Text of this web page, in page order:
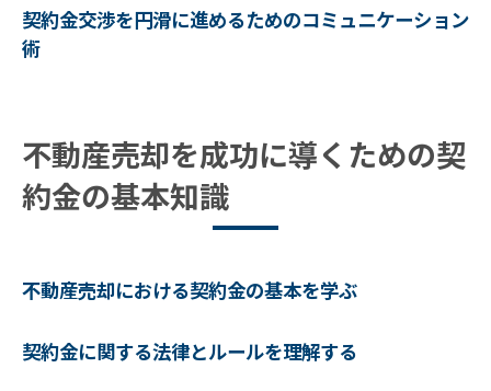
防ぐ方法
トラブルを未然に防ぐ契約金設定の工夫
よくある問題例とその解決策
契約書で契約金を明確にするためのポイン
契約金トラブルを防ぐための法的サポート
トラブル防止のために知っておくべき契約
契約金交渉を円滑に進めるためのコミュニケーション
術
不動産売却を成功に導くための契
約金の基本知識
不動産売却における契約金の基本を学ぶ
契約金に関する法律とルールを理解する